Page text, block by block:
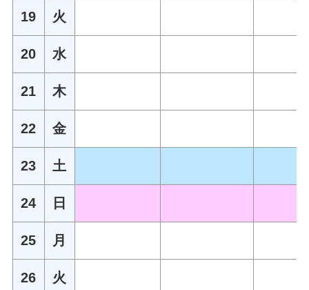
19 火
20 水
21 木
22 金
23 土
24 日
25 月
26 火